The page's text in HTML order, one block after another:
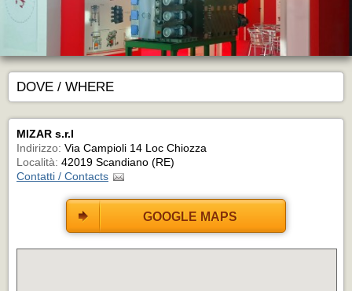
DOVE / WHERE
MIZAR s.r.l
Indirizzo: Via Campioli 14 Loc Chiozza
Località: 42019 Scandiano (RE)
Contatti / Contacts
GOOGLE MAPS